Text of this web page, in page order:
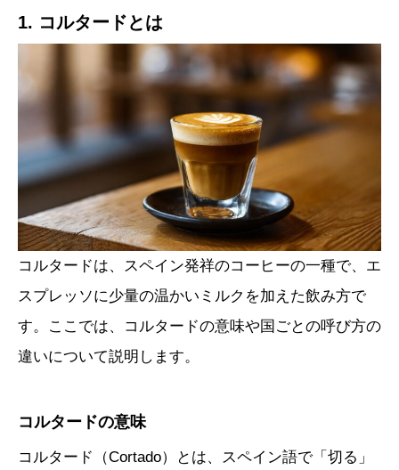
1. コルタードとは
コルタードは、スペイン発祥のコーヒーの一種で、エ
スプレッソに少量の温かいミルクを加えた飲み方で
す。ここでは、コルタードの意味や国ごとの呼び方の
違いについて説明します。
コルタードの意味
コルタード（Cortado）とは、スペイン語で「切る」